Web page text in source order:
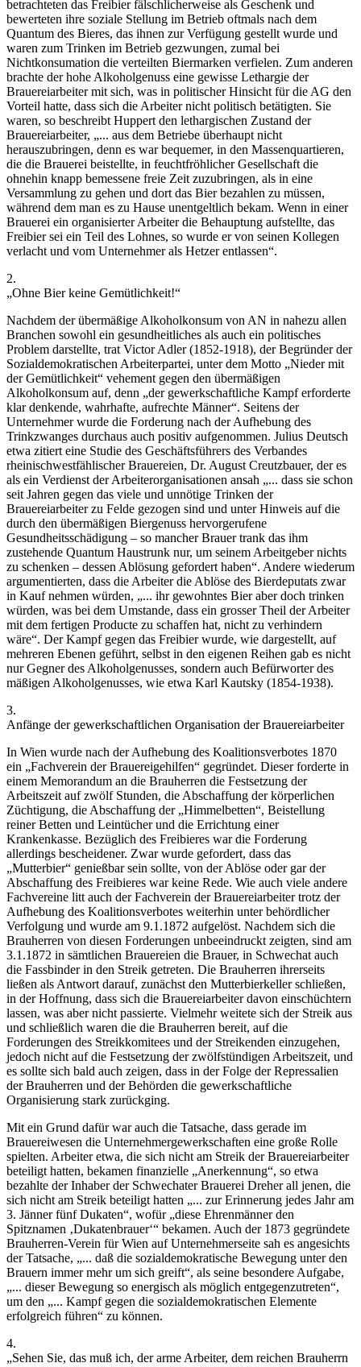
betrachteten das Freibier fälschlicherweise als Geschenk und
bewerteten ihre soziale Stellung im Betrieb oftmals nach dem
Quantum des Bieres, das ihnen zur Verfügung gestellt wurde und
waren zum Trinken im Betrieb gezwungen, zumal bei
Nichtkonsumation die verteilten Biermarken verfielen. Zum anderen
brachte der hohe Alkoholgenuss eine gewisse Lethargie der
Brauereiarbeiter mit sich, was in politischer Hinsicht für die AG den
Vorteil hatte, dass sich die Arbeiter nicht politisch betätigten. Sie
waren, so beschreibt Huppert den lethargischen Zustand der
Brauereiarbeiter, „... aus dem Betriebe überhaupt nicht
herauszubringen, denn es war bequemer, in den Massenquartieren,
die die Brauerei beistellte, in feuchtfröhlicher Gesellschaft die
ohnehin knapp bemessene freie Zeit zuzubringen, als in eine
Versammlung zu gehen und dort das Bier bezahlen zu müssen,
während dem man es zu Hause unentgeltlich bekam. Wenn in einer
Brauerei ein organisierter Arbeiter die Behauptung aufstellte, das
Freibier sei ein Teil des Lohnes, so wurde er von seinen Kollegen
verlacht und vom Unternehmer als Hetzer entlassen“.
2.
„Ohne Bier keine Gemütlichkeit!“
Nachdem der übermäßige Alkoholkonsum von AN in nahezu allen
Branchen sowohl ein gesundheitliches als auch ein politisches
Problem darstellte, trat Victor Adler(1852-1918), der Begründer der
Sozialdemokratischen Arbeiterpartei, unter dem Motto „Nieder mit
der Gemütlichkeit“ vehement gegen den übermäßigen
Alkoholkonsum auf, denn „der gewerkschaftliche Kampf erforderte
klar denkende, wahrhafte, aufrechte Männer“. Seitens der
Unternehmer wurde die Forderung nach der Aufhebung des
Trinkzwanges durchaus auch positiv aufgenommen. Julius Deutsch
etwa zitiert eine Studie des Geschäftsführers des Verbandes
rheinischwestfählischer Brauereien, Dr. August Creutzbauer, der es
als ein Verdienst der Arbeiterorganisationen ansah „... dass sie schon
seit Jahren gegen das viele und unnötige Trinken der
Brauereiarbeiter zu Felde gezogen sind und unter Hinweis auf die
durch den übermäßigen Biergenuss hervorgerufene
Gesundheitsschädigung – so mancher Brauer trank das ihm
zustehende Quantum Haustrunk nur, um seinem Arbeitgeber nichts
zu schenken – dessen Ablösung gefordert haben“. Andere wiederum
argumentierten, dass die Arbeiter die Ablöse des Bierdeputats zwar
in Kauf nehmen würden, „... ihr gewohntes Bier aber doch trinken
würden, was bei dem Umstande, dass ein grosser Theil der Arbeiter
mit dem fertigen Producte zu schaffen hat, nicht zu verhindern
wäre“. Der Kampf gegen das Freibier wurde, wie dargestellt, auf
mehreren Ebenen geführt, selbst in den eigenen Reihen gab es nicht
nur Gegner des Alkoholgenusses, sondern auch Befürworter des
mäßigen Alkoholgenusses, wie etwa Karl Kautsky (1854-1938).
3.
Anfänge der gewerkschaftlichen Organisation der Brauereiarbeiter
In Wien wurde nach der Aufhebung des Koalitionsverbotes 1870
ein „Fachverein der Brauereigehilfen“ gegründet. Dieser forderte in
einem Memorandum an die Brauherren die Festsetzung der
Arbeitszeit auf zwölf Stunden, die Abschaffung der körperlichen
Züchtigung, die Abschaffung der „Himmelbetten“, Beistellung
reiner Betten und Leintücher und die Errichtung einer
Krankenkasse. Bezüglich des Freibieres war die Forderung
allerdings bescheidener. Zwar wurde gefordert, dass das
„Mutterbier“ genießbar sein sollte, von der Ablöse oder gar der
Abschaffung des Freibieres war keine Rede. Wie auch viele andere
Fachvereine litt auch der Fachverein der Brauereiarbeiter trotz der
Aufhebung des Koalitionsverbotes weiterhin unter behördlicher
Verfolgung und wurde am 9.1.1872 aufgelöst. Nachdem sich die
Brauherren von diesen Forderungen unbeeindruckt zeigten, sind am
3.1.1872 in sämtlichen Brauereien die Brauer, in Schwechat auch
die Fassbinder in den Streik getreten. Die Brauherren ihrerseits
ließen als Antwort darauf, zunächst den Mutterbierkeller schließen,
in der Hoffnung, dass sich die Brauereiarbeiter davon einschüchtern
lassen, was aber nicht passierte. Vielmehr weitete sich der Streik aus
und schließlich waren die die Brauherren bereit, auf die
Forderungen des Streikkomitees und der Streikenden einzugehen,
jedoch nicht auf die Festsetzung der zwölfstündigen Arbeitszeit, und
es sollte sich bald auch zeigen, dass in der Folge der Repressalien
der Brauherren und der Behörden die gewerkschaftliche
Organisierung stark zurückging.
Mit ein Grund dafür war auch die Tatsache, dass gerade im
Brauereiwesen die Unternehmergewerkschaften eine große Rolle
spielten. Arbeiter etwa, die sich nicht am Streik der Brauereiarbeiter
beteiligt hatten, bekamen finanzielle „Anerkennung“, so etwa
bezahlte der Inhaber der Schwechater Brauerei Dreher all jenen, die
sich nicht am Streik beteiligt hatten „... zur Erinnerung jedes Jahr am
3. Jänner fünf Dukaten“, wofür „diese Ehrenmänner den
Spitznamen ‚Dukatenbrauer‘“ bekamen. Auch der 1873 gegründete
Brauherren-Verein für Wien auf Unternehmerseite sah es angesichts
der Tatsache, „... daß die sozialdemokratische Bewegung unter den
Brauern immer mehr um sich greift“, als seine besondere Aufgabe,
„... dieser Bewegung so energisch als möglich entgegenzutreten“,
um den „... Kampf gegen die sozialdemokratischen Elemente
erfolgreich führen“ zu können.
4.
„Sehen Sie, das muß ich, der arme Arbeiter, dem reichen Brauherrn